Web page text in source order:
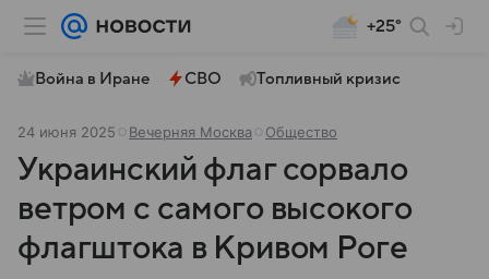
+25°
Война в Иране СВО Топливный кризис
24 июня 2025 Вечерняя Москва Общество
Украинский флаг сорвало
ветром с самого высокого
флагштока в Кривом Роге